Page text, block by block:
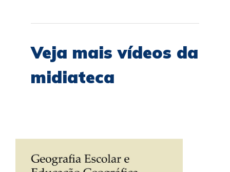
Veja mais vídeos da
midiateca